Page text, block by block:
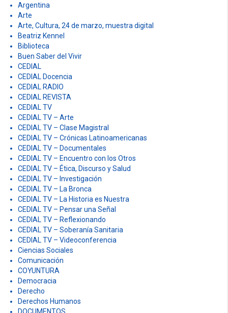
a
v
i
g
a
t
i
o
n
h
o
r
Categorías
200 años
Actualidad
Adultos Mayores
América Latina
Argentina
Arte
Arte, Cultura, 24 de marzo, muestra digital
Beatriz Kennel
Biblioteca
Buen Saber del Vivir
CEDIAL
CEDIAL Docencia
CEDIAL RADIO
CEDIAL REVISTA
CEDIAL TV
CEDIAL TV – Arte
CEDIAL TV – Clase Magistral
CEDIAL TV – Crónicas Latinoamericanas
CEDIAL TV – Documentales
CEDIAL TV – Encuentro con los Otros
CEDIAL TV – Ética, Discurso y Salud
CEDIAL TV – Investigación
CEDIAL TV – La Bronca
CEDIAL TV – La Historia es Nuestra
CEDIAL TV – Pensar una Señal
CEDIAL TV – Reflexionando
CEDIAL TV – Soberanía Sanitaria